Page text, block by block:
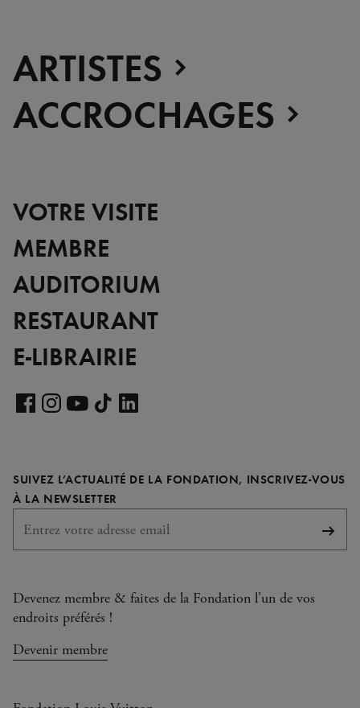
ARTISTES
ACCROCHAGES
VOTRE VISITE
MEMBRE
AUDITORIUM
RESTAURANT
E-LIBRAIRIE
FacebookInstagram
YouTube
TikTok
SUIVEZ L’ACTUALITÉ DE LA FONDATION, INSCRIVEZ-VOUS
À LA NEWSLETTER
Devenez membre & faites de la Fondation l'un de vos
endroits préférés !
Devenir membre